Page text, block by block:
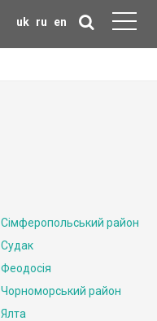
uk ru en
Сімферопольський район
Судак
Феодосія
Чорноморський район
Ялта